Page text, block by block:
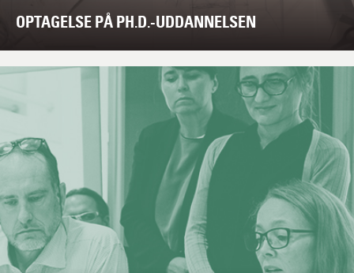
OPTAGELSE PÅ PH.D.-UDDANNELSEN